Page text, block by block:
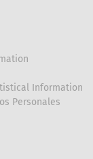
Information
Personales